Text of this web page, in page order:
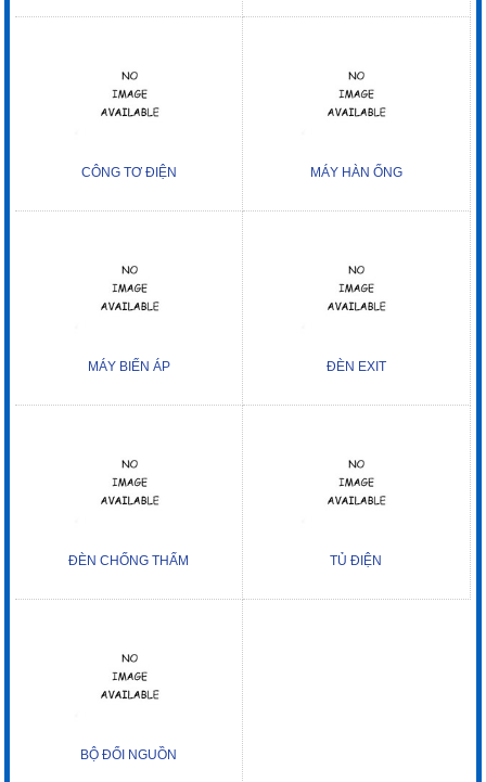
CÔNG TƠ ĐIỆN MÁY HÀN ỐNG
MÁY BIẾN ÁP ĐÈN EXIT
ĐÈN CHỐNG THẤM TỦ ĐIỆN
BỘ ĐỔI NGUỒN